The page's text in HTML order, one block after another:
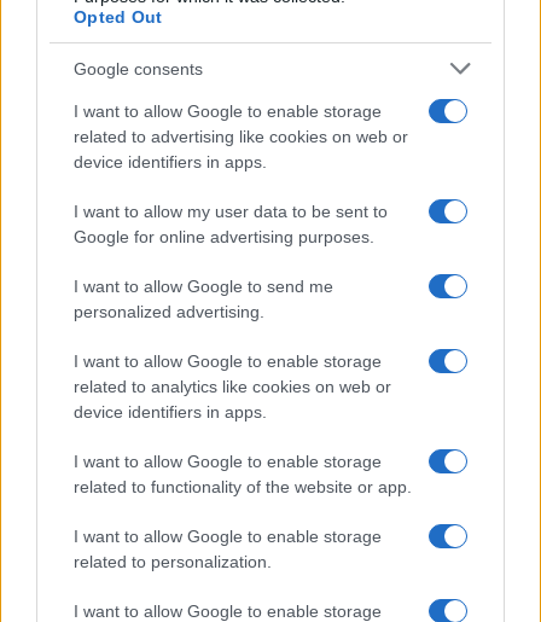
Opted Out
Google consents
I want to allow Google to enable storage
related to advertising like cookies on web or
device identifiers in apps.
I want to allow my user data to be sent to
Google for online advertising purposes.
I want to allow Google to send me
personalized advertising.
I want to allow Google to enable storage
related to analytics like cookies on web or
device identifiers in apps.
I want to allow Google to enable storage
related to functionality of the website or app.
I want to allow Google to enable storage
related to personalization.
I want to allow Google to enable storage